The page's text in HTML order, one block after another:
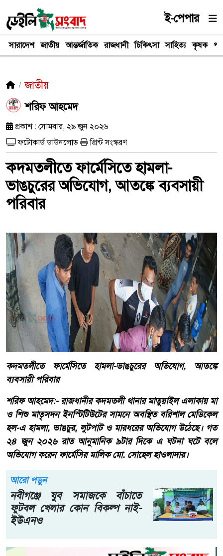
ই-পেপার
সারাদেশ জাতীয় আন্তর্জাতিক রাজধানী চিকিৎসা সাহিত্য কৃষক
জাতীয়
শরিফ আহমেদ
প্রকাশ : সোমবার, ২৯ জুন ২০২৬
ফটোকার্ড ডাউনলোড
প্রিন্ট সংস্করণ
কদমতলীতে ফার্মেসিতে হামলা-
ভাঙচুরের অভিযোগ, আতঙ্কে ব্যবসায়ী
পরিবার
কদমতলীতে ফার্মেসিতে হামলা-ভাঙচুরের অভিযোগ, আতঙ্কে
ব্যবসায়ী পরিবার
শরিফ আহমেদ:- রাজধানীর কদমতলী থানার মাতুয়াইল এলাকায় মা
ও শিশু মাতৃসদন ইনস্টিটিউটের সামনে অবস্থিত বরিশাল মেডিকেল
হল-এ হামলা, ভাঙচুর, লুটপাট ও মারধরের অভিযোগ উঠেছে। গত
২৪ জুন ২০২৬ রাত আনুমানিক ৯টার দিকে এ ঘটনা ঘটে বলে
অভিযোগ করেন ফার্মেসির মালিক মো. সোহেল হাওলাদার।
আরো পড়ুন
নবীগঞ্জে যুব সমাজকে বাঁচাতে
ফুটবল খেলার কোন বিকল্প নাই-
ইউএনও